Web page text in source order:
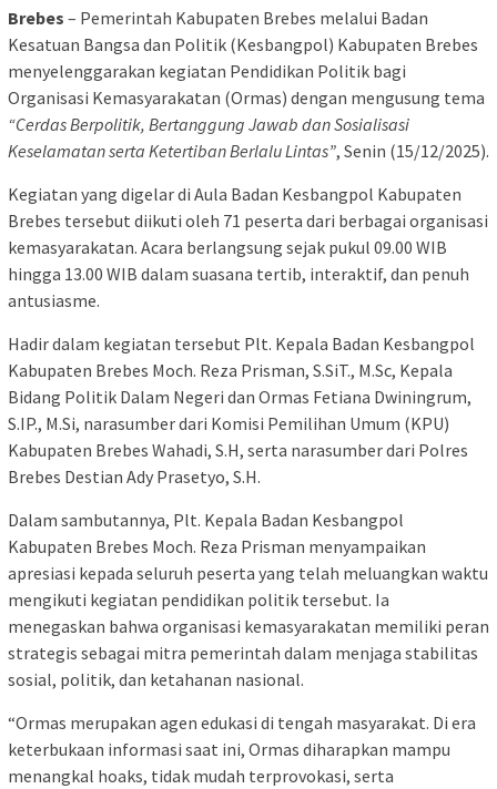
Brebes – Pemerintah Kabupaten Brebes melalui Badan
Kesatuan Bangsa dan Politik (Kesbangpol) Kabupaten Brebes
menyelenggarakan kegiatan Pendidikan Politik bagi
Organisasi Kemasyarakatan (Ormas) dengan mengusung tema
“Cerdas Berpolitik, Bertanggung Jawab dan Sosialisasi
Keselamatan serta Ketertiban Berlalu Lintas”, Senin (15/12/2025).
Kegiatan yang digelar di Aula Badan Kesbangpol Kabupaten
Brebes tersebut diikuti oleh 71 peserta dari berbagai organisasi
kemasyarakatan. Acara berlangsung sejak pukul 09.00 WIB
hingga 13.00 WIB dalam suasana tertib, interaktif, dan penuh
antusiasme.
Hadir dalam kegiatan tersebut Plt. Kepala Badan Kesbangpol
Kabupaten Brebes Moch. Reza Prisman, S.SiT., M.Sc, Kepala
Bidang Politik Dalam Negeri dan Ormas Fetiana Dwiningrum,
S.IP., M.Si, narasumber dari Komisi Pemilihan Umum (KPU)
Kabupaten Brebes Wahadi, S.H, serta narasumber dari Polres
Brebes Destian Ady Prasetyo, S.H.
Dalam sambutannya, Plt. Kepala Badan Kesbangpol
Kabupaten Brebes Moch. Reza Prisman menyampaikan
apresiasi kepada seluruh peserta yang telah meluangkan waktu
mengikuti kegiatan pendidikan politik tersebut. Ia
menegaskan bahwa organisasi kemasyarakatan memiliki peran
strategis sebagai mitra pemerintah dalam menjaga stabilitas
sosial, politik, dan ketahanan nasional.
“Ormas merupakan agen edukasi di tengah masyarakat. Di era
keterbukaan informasi saat ini, Ormas diharapkan mampu
menangkal hoaks, tidak mudah terprovokasi, serta